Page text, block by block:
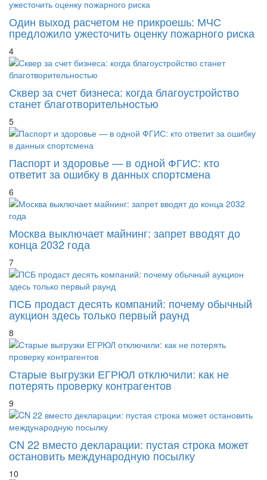
Один выход расчетом не прикроешь: МЧС
предложило ужесточить оценку пожарного риска
4
Сквер за счет бизнеса: когда благоустройство
станет благотворительностью
5
Паспорт и здоровье — в одной ФГИС: кто
ответит за ошибку в данных спортсмена
6
Москва выключает майнинг: запрет вводят до
конца 2032 года
7
ПСБ продаст десять компаний: почему обычный
аукцион здесь только первый раунд
8
Старые выгрузки ЕГРЮЛ отключили: как не
потерять проверку контрагентов
9
CN 22 вместо декларации: пустая строка может
остановить международную посылку
10